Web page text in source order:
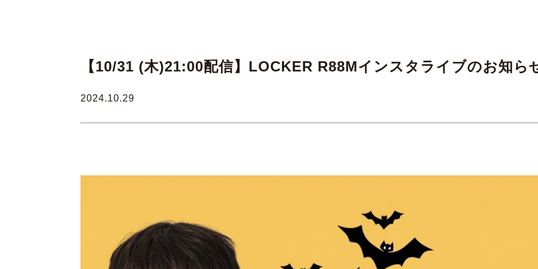
【10/31 (木)21:00配信】LOCKER R88Mインスタライブのお知ら
2024.10.29